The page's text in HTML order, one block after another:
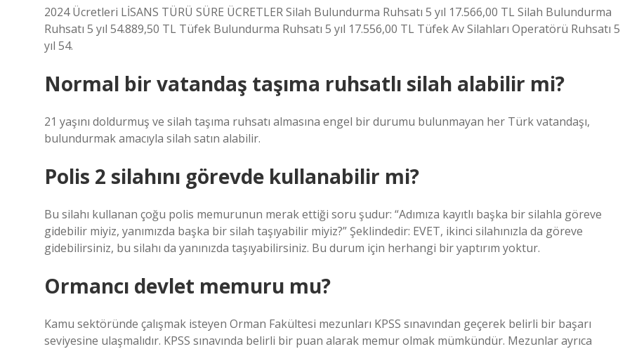
2024 Ücretleri LİSANS TÜRÜ SÜRE ÜCRETLER Silah Bulundurma Ruhsatı 5 yıl 17.566,00 TL Silah Bulundurma
Ruhsatı 5 yıl 54.889,50 TL Tüfek Bulundurma Ruhsatı 5 yıl 17.556,00 TL Tüfek Av Silahları Operatörü Ruhsatı 5
yıl 54.
Normal bir vatandaş taşıma ruhsatlı silah alabilir mi?
21 yaşını doldurmuş ve silah taşıma ruhsatı almasına engel bir durumu bulunmayan her Türk vatandaşı,
bulundurmak amacıyla silah satın alabilir.
Polis 2 silahını görevde kullanabilir mi?
Bu silahı kullanan çoğu polis memurunun merak ettiği soru şudur: “Adımıza kayıtlı başka bir silahla göreve
gidebilir miyiz, yanımızda başka bir silah taşıyabilir miyiz?” Şeklindedir: EVET, ikinci silahınızla da göreve
gidebilirsiniz, bu silahı da yanınızda taşıyabilirsiniz. Bu durum için herhangi bir yaptırım yoktur.
Ormancı devlet memuru mu?
Kamu sektöründe çalışmak isteyen Orman Fakültesi mezunları KPSS sınavından geçerek belirli bir başarı
seviyesine ulaşmalıdır. KPSS sınavında belirli bir puan alarak memur olmak mümkündür. Mezunlar ayrıca